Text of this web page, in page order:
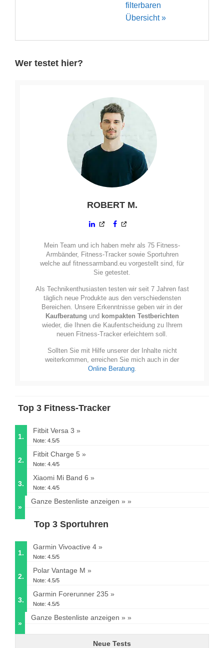
filterbaren
Übersicht »
Wer testet hier?
ROBERT M.
Mein Team und ich haben mehr als 75 Fitness-
Armbänder, Fitness-Tracker sowie Sportuhren
welche auf fitnessarmband.eu vorgestellt sind, für
Sie getestet.
Als Technikenthusiasten testen wir seit 7 Jahren fast
täglich neue Produkte aus den verschiedensten
Bereichen. Unsere Erkenntnisse geben wir in der
Kaufberatung und kompakten Testberichten
wieder, die Ihnen die Kaufentscheidung zu Ihrem
neuen Fitness-Tracker erleichtern soll.
Sollten Sie mit Hilfe unserer der Inhalte nicht
weiterkommen, erreichen Sie mich auch in der
Online Beratung.
Top 3 Fitness-Tracker
1.
Fitbit Versa 3
Note: 4.5/5
2.
Fitbit Charge 5
Note: 4.4/5
3.
Xiaomi Mi Band 6
Note: 4.4/5
»
Ganze Bestenliste anzeigen »
Top 3 Sportuhren
1.
Garmin Vivoactive 4
Note: 4.5/5
2.
Polar Vantage M
Note: 4.5/5
3.
Garmin Forerunner 235
Note: 4.5/5
»
Ganze Bestenliste anzeigen »
Neue Tests